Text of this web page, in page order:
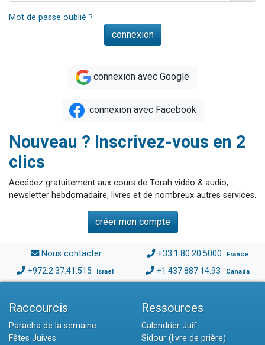
Mot de passe oublié ?
connexion avec Google
connexion avec Facebook
Nouveau ? Inscrivez-vous en 2
clics
Accédez gratuitement aux cours de Torah vidéo & audio,
newsletter hebdomadaire, livres et de nombreux autres services.
créer mon compte
Nous contacter +33.1.80.20.5000 France
+972.2.37.41.515 Israël +1.437.887.14.93 Canada
Raccourcis
Paracha de la semaine
Fêtes Juives
Ressources
Calendrier Juif
Sidour (livre de prière)